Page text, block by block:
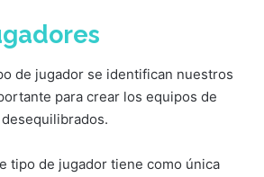
de jugador se identifican nuestros
para crear los equipos de
tipo de jugador tiene como única